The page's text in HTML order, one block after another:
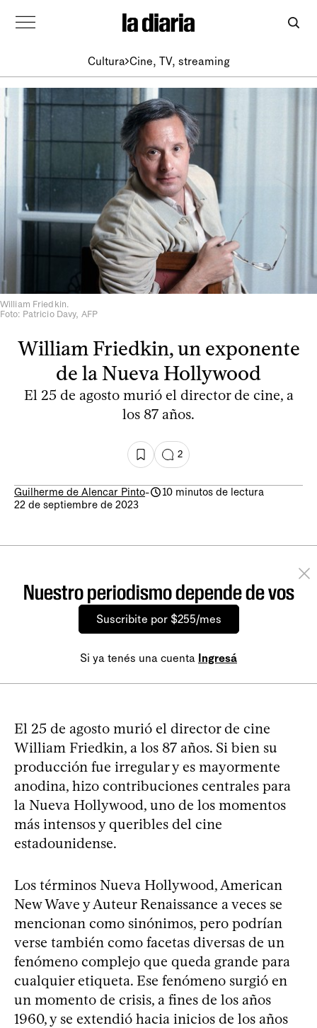
Cultura Cine, TV, streaming
William Friedkin.
Foto: Patricio Davy, AFP
William Friedkin, un exponente
de la Nueva Hollywood
El 25 de agosto murió el director de cine, a
los 87 años.
2
Guilherme de Alencar Pinto-
10 minutos de lectura
22 de septiembre de 2023
Nuestro periodismo depende de vos
Suscribite por $255/mes
Si ya tenés una cuenta Ingresá
El 25 de agosto murió el director de cine
William Friedkin, a los 87 años. Si bien su
producción fue irregular y es mayormente
anodina, hizo contribuciones centrales para
la Nueva Hollywood, uno de los momentos
más intensos y queribles del cine
estadounidense.
Los términos Nueva Hollywood, American
New Wave y Auteur Renaissance a veces se
mencionan como sinónimos, pero podrían
verse también como facetas diversas de un
fenómeno complejo que queda grande para
cualquier etiqueta. Ese fenómeno surgió en
un momento de crisis, a fines de los años
1960, y se extendió hacia inicios de los años